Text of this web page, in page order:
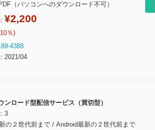
（パソコンへのダウンロード不可）
¥2,200
％)
4388
2021/04
ンロード型配信サービス（買切型）
3
の２世代前まで / Android最新の２世代前まで